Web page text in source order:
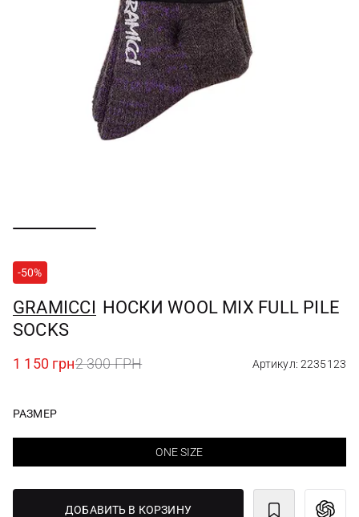
-50%
GRAMICCI НОСКИ WOOL MIX FULL PILE
SOCKS
1 150 грн2 300 ГРН Артикул: 2235123
РАЗМЕР
ONE SIZE
ДОБАВИТЬ В КОРЗИНУ